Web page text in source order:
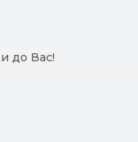
до Вас!